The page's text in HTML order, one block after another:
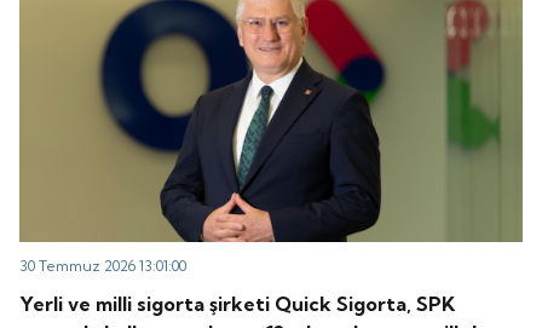
30 Temmuz 2026 13:01:00
Yerli ve milli sigorta şirketi Quick Sigorta, SPK